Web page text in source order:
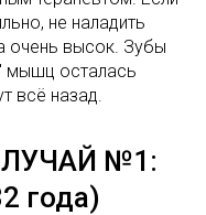
не наладить
очень высок. Зубы
мышц осталась
всё назад.
№1:
года)